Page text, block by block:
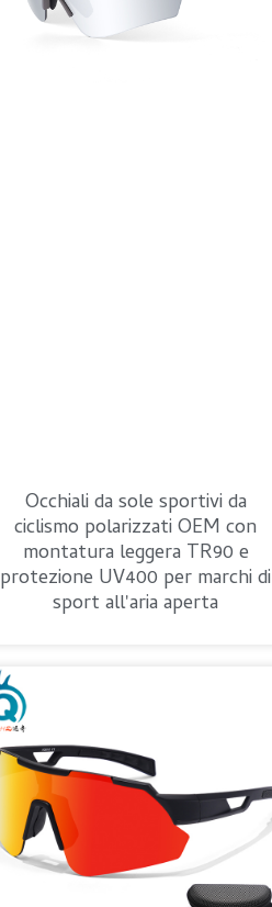
Occhiali da sole sportivi da
ciclismo polarizzati OEM con
montatura leggera TR90 e
protezione UV400 per marchi di
sport all'aria aperta